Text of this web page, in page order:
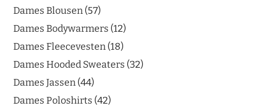
Dames Blousen 57
Dames Bodywarmers 12
Dames Fleecevesten 18
Dames Hooded Sweaters 32
Dames Jassen 44
Dames Poloshirts 42